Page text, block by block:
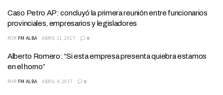
Caso Petro AP: concluyó la primera reunión entre funcionarios
provinciales, empresarios y legisladores
POR FM ALBA ABRIL 11, 2017 0
Alberto Romero: “Si esta empresa presenta quiebra estamos
en el horno”
POR FM ALBA ABRIL 4, 2017 0